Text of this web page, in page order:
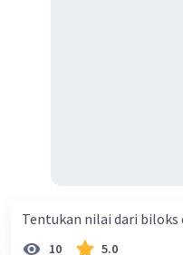
Tentukan nilai dari biloks
10 5.0